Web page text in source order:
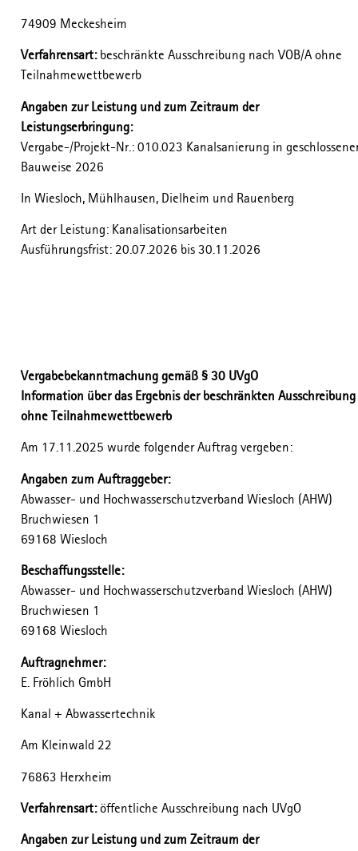
74909 Meckesheim
Verfahrensart:beschränkte Ausschreibung nach VOB/A ohne
Teilnahmewettbewerb
Angaben zur Leistung und zum Zeitraum der
Leistungserbringung:
Vergabe-/Projekt-Nr.: 010.023 Kanalsanierung in
Bauweise 2026
In Wiesloch, Mühlhausen, Dielheim und Rauenberg
Art der Leistung: Kanalisationsarbeiten
Ausführungsfrist: 20.07.2026 bis 30.11.2026
Vergabebekanntmachung gemäß § 30 UVgO
Information über das Ergebnis der beschränkten Ausschreibung
ohne Teilnahmewettbewerb
Am 17.11.2025 wurde folgender Auftrag vergeben:
Angaben zum Auftraggeber:
Abwasser- und Hochwasserschutzverband Wiesloch (AHW)
Bruchwiesen 1
69168 Wiesloch
Beschaffungsstelle:
Abwasser- und Hochwasserschutzverband Wiesloch (AHW)
Bruchwiesen 1
69168 Wiesloch
Auftragnehmer:
E. Fröhlich GmbH
Kanal + Abwassertechnik
Am Kleinwald 22
76863 Herxheim
Verfahrensart:öffentliche Ausschreibung nach UVgO
Angaben zur Leistung und zum Zeitraum der